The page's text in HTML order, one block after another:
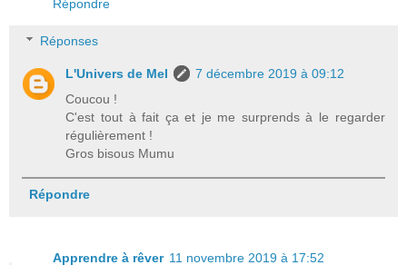
Répondre
Réponses
L'Univers de Mel
7 décembre 2019 à 09:12
Coucou !
C'est tout à fait ça et je me surprends à le regarder
régulièrement !
Gros bisous Mumu
Répondre
Apprendre à rêver 11 novembre 2019 à 17:52